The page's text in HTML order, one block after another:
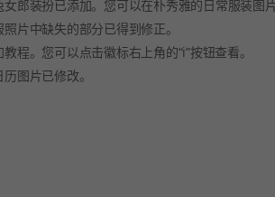
女郎装扮已添加。您可以在朴秀雅的日常服装图
片中缺失的部分已得到修正。
程。您可以点击徽标右上角的“i”按钮查看。
图片已修改。